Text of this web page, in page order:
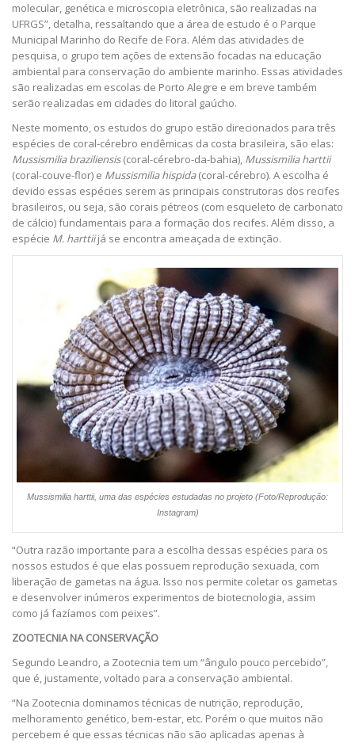
molecular, genética e microscopia eletrônica, são realizadas na
UFRGS”, detalha, ressaltando que a área de estudo é o Parque
Municipal Marinho do Recife de Fora. Além das atividades de
pesquisa, o grupo tem ações de extensão focadas na educação
ambiental para conservação do ambiente marinho. Essas atividades
são realizadas em escolas de Porto Alegre e em breve também
serão realizadas em cidades do litoral gaúcho.
Neste momento, os estudos do grupo estão direcionados para três
espécies de coral-cérebro endêmicas da costa brasileira, são elas:
Mussismilia braziliensis(coral-cérebro-da-bahia), Mussismilia harttii
(coral-couve-flor) e Mussismilia hispida(coral-cérebro). A escolha é
devido essas espécies serem as principais construtoras dos recifes
brasileiros, ou seja, são corais pétreos (com esqueleto de carbonato
de cálcio) fundamentais para a formação dos recifes. Além disso, a
espécie M. harttiijá se encontra ameaçada de extinção.
Mussismilia harttii, uma das espécies estudadas no projeto (Foto/Reprodução:
Instagram)
“Outra razão importante para a escolha dessas espécies para os
nossos estudos é que elas possuem reprodução sexuada, com
liberação de gametas na água. Isso nos permite coletar os gametas
e desenvolver inúmeros experimentos de biotecnologia, assim
como já fazíamos com peixes”.
ZOOTECNIA NA CONSERVAÇÃO
Segundo Leandro, a Zootecnia tem um “ângulo pouco percebido”,
que é, justamente, voltado para a conservação ambiental.
“Na Zootecnia dominamos técnicas de nutrição, reprodução,
melhoramento genético, bem-estar, etc. Porém o que muitos não
percebem é que essas técnicas não são aplicadas apenas à